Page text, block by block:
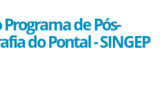
de Pós-
do Pontal - SINGEP